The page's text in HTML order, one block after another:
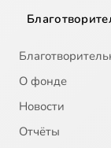
О фонде
Новости
Отчёты